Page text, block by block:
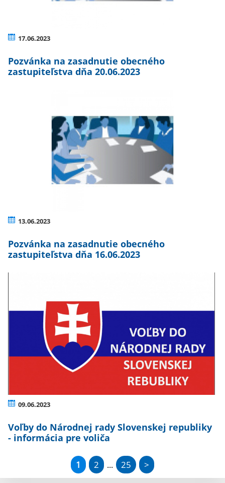
17.06.2023
Pozvánka na zasadnutie obecného
zastupiteľstva dňa 20.06.2023
13.06.2023
Pozvánka na zasadnutie obecného
zastupiteľstva dňa 16.06.2023
09.06.2023
Voľby do Národnej rady Slovenskej republiky
- informácia pre voliča
1 2 ... 25 >